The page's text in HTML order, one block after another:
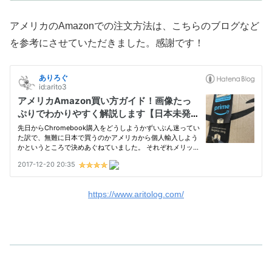
アメリカのAmazonでの注文方法は、こちらのブログなど
を参考にさせていただきました。感謝です！
https://www.aritolog.com/